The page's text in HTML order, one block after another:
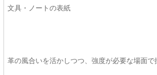
文具・ノートの表紙
革の風合いを活かしつつ、強度が必要な場面で